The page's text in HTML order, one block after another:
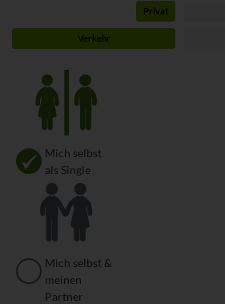
Privat
Verkehr
Zielgruppe
Mich selbst
als Single
Mich selbst &
meinen
Partner